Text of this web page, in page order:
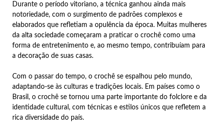
Durante o período vitoriano, a técnica ganhou ainda mais
notoriedade, com o surgimento de padrões complexos e
elaborados que refletiam a opulência da época. Muitas mulheres
da alta sociedade começaram a praticar o crochê como uma
forma de entretenimento e, ao mesmo tempo, contribuíam para
a decoração de suas casas.
Com o passar do tempo, o crochê se espalhou pelo mundo,
adaptando-se às culturas e tradições locais. Em países como o
Brasil, o crochê se tornou uma parte importante do folclore e da
identidade cultural, com técnicas e estilos únicos que refletem a
rica diversidade do país.